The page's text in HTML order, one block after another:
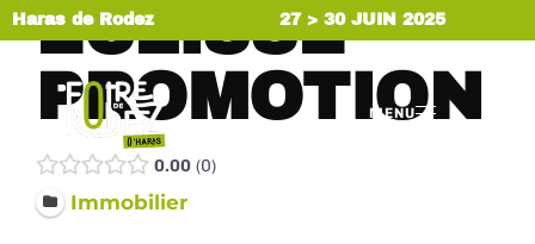
Haras de Rodez 27 > 30 JUIN 2025
MENU
ÉCLISSE
PROMOTION
0.00 0
Immobilier